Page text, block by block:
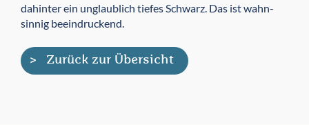
dahinter ein unglaublich tiefes Schwarz. Das ist wahn­
sinnig beeindruckend.
Zurück zur Übersicht